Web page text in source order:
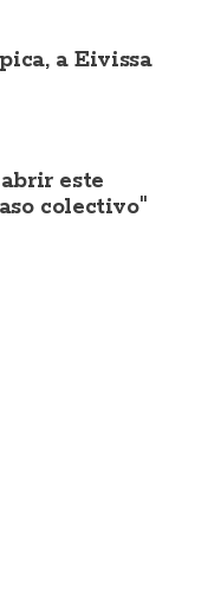
a Eivissa
este
colectivo"